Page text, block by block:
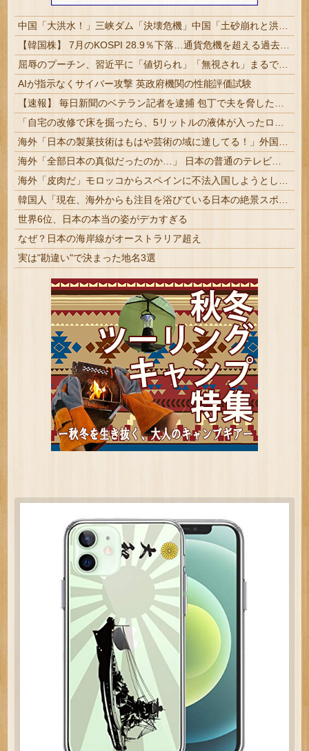
AIが指示なくサイバー攻撃 英政府機関の性能評価試験
世界6位、日本の本当の姿がデカすぎる
なぜ？日本の海岸線がオーストラリア超え
実は"勘違い"で決まった地名3選